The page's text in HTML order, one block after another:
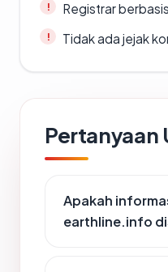
Registrar
Tidak ada jejak
Pertanyaan
Apakah
earthline.info